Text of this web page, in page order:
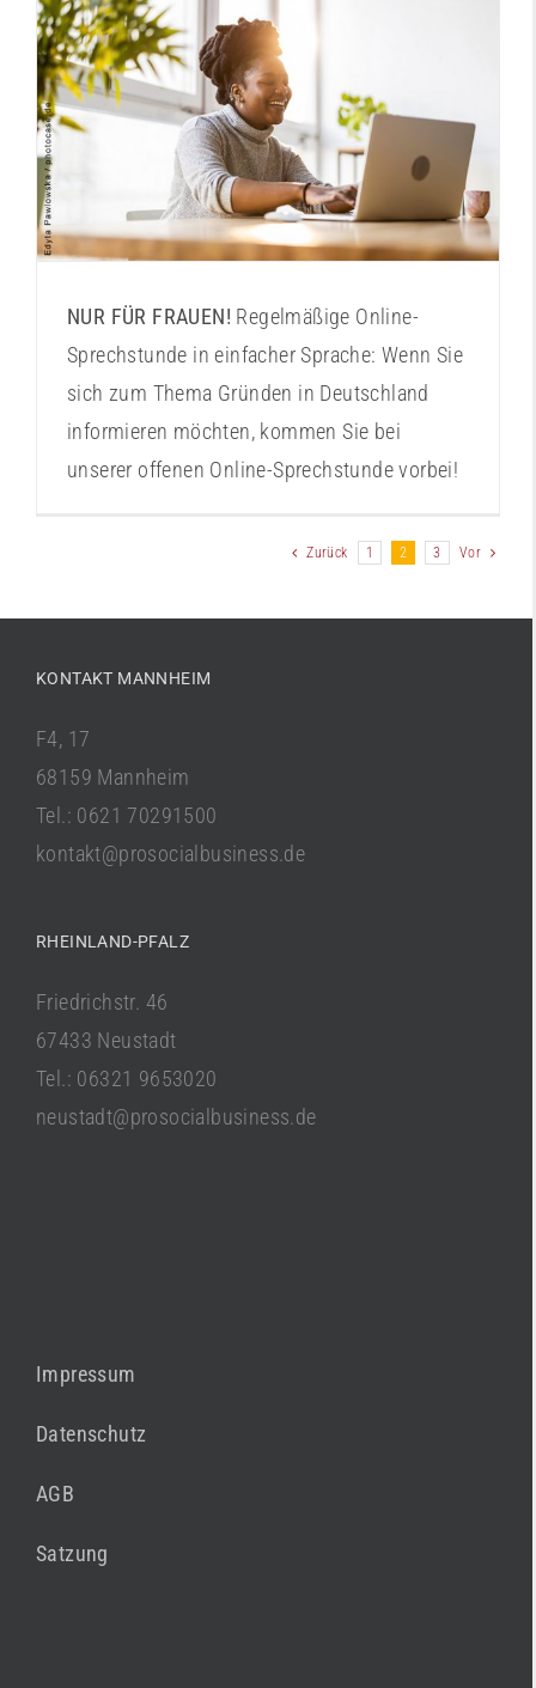
Online-Sprechstunde “Ist Gründen etwas für
mich?“
NUR FÜR FRAUEN! Regelmäßige Online-
Sprechstunde in einfacher Sprache: Wenn Sie
sich zum Thema Gründen in Deutschland
informieren möchten, kommen Sie bei
unserer offenen Online-Sprechstunde vorbei!
Zurück 1 2 3 Vor
KONTAKT MANNHEIM
F4, 17
68159 Mannheim
Tel.: 0621 70291500
kontakt@prosocialbusiness.de
RHEINLAND-PFALZ
Friedrichstr. 46
67433 Neustadt
Tel.: 06321 9653020
neustadt@prosocialbusiness.de
Impressum
Datenschutz
AGB
Satzung